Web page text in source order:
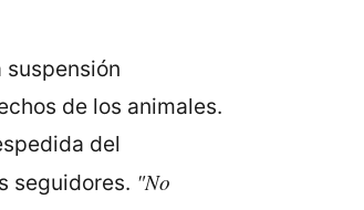
de los animales.
del
seguidores. "No